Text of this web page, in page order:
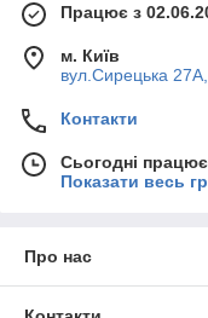
Працює з
м. Київ
вул.Сирецька 27А,
Контакти
Сьогодні
Показати весь
Про нас